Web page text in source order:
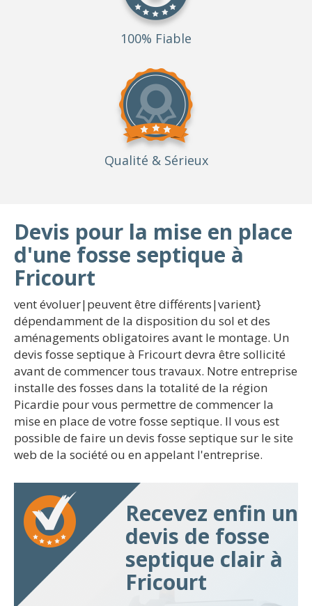
100% Fiable
Qualité & Sérieux
Devis pour la mise en place
d'une fosse septique à
Fricourt
vent évoluer|peuvent être différents|varient}
dépendamment de la disposition du sol et des
aménagements obligatoires avant le montage. Un
devis fosse septique à Fricourt devra être sollicité
avant de commencer tous travaux. Notre entreprise
installe des fosses dans la totalité de la région
Picardie pour vous permettre de commencer la
mise en place de votre fosse septique. Il vous est
possible de faire un devis fosse septique sur le site
web de la société ou en appelant l'entreprise.
Recevez enfin un
devis de fosse
septique clair à
Fricourt